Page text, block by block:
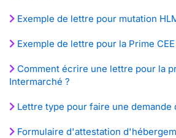
Exemple de lettre pour mutation
Exemple de lettre pour la Prime
Comment écrire une lettre pour la
Intermarché ?
Lettre type pour faire une demande
Formulaire d'attestation